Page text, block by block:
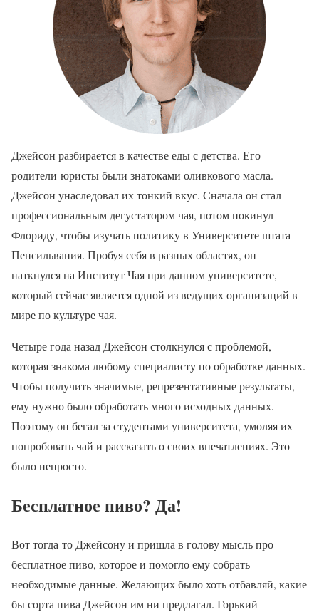
Джейсон разбирается в качестве еды с детства. Его
родители-юристы были знатоками оливкового масла.
Джейсон унаследовал их тонкий вкус. Сначала он стал
профессиональным дегустатором чая, потом покинул
Флориду, чтобы изучать политику в Университете штата
Пенсильвания. Пробуя себя в разных областях, он
наткнулся на Институт Чая при данном университете,
который сейчас является одной из ведущих организаций в
мире по культуре чая.
Четыре года назад Джейсон столкнулся с проблемой,
которая знакома любому специалисту по обработке данных.
Чтобы получить значимые, репрезентативные результаты,
ему нужно было обработать много исходных данных.
Поэтому он бегал за студентами университета, умоляя их
попробовать чай и рассказать о своих впечатлениях. Это
было непросто.
Бесплатное пиво? Да!
Вот тогда-то Джейсону и пришла в голову мысль про
бесплатное пиво, которое и помогло ему собрать
необходимые данные. Желающих было хоть отбавляй, какие
бы сорта пива Джейсон им ни предлагал. Горький